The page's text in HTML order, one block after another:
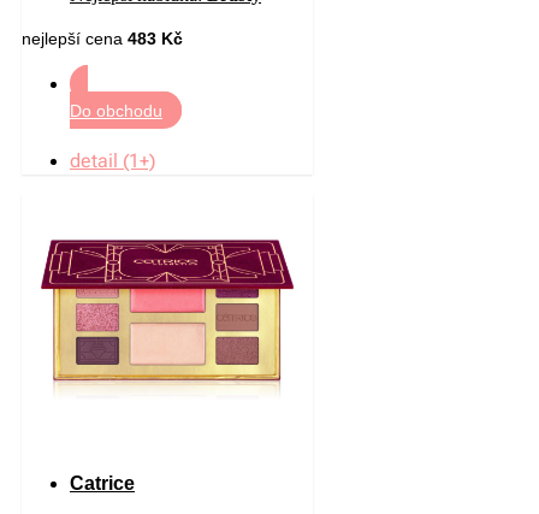
nejlepší cena 483 Kč
Do obchodu
detail (1+)
Catrice